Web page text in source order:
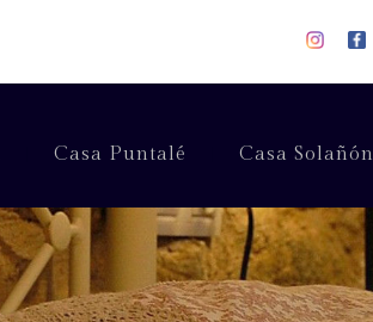
Casa Puntalé Casa Solañón